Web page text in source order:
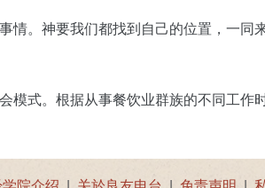
。神要我们都找到自己的位置，一同
式。根据从事餐饮业群族的不同工作